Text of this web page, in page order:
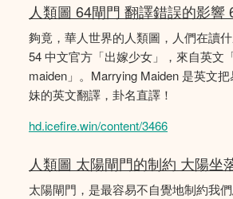
人類圖 64閘門 翻譯錯誤的影響
夠竟，華人世界的人類圖，人們在讀
54 中文官方「出嫁少女」，來自英文
maiden」。Marrying Maiden 是英文
妹的英文翻譯，卦名直譯！
hd.icefire.win/content/3466
人類圖 太陽閘門的制約 大陽坐
太陽閘門，是最容易不自覺地制約我